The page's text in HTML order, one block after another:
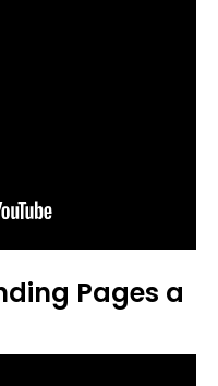
Pages a